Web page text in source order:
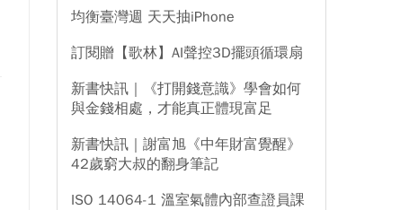
均衡臺灣週 天天抽iPhone
訂閱贈【歌林】AI聲控3D擺頭循環扇
新書快訊｜《打開錢意識》學會如何
與金錢相處，才能真正體現富足
新書快訊｜謝富旭《中年財富覺醒》
42歲窮大叔的翻身筆記
ISO 14064-1 溫室氣體內部查證員課